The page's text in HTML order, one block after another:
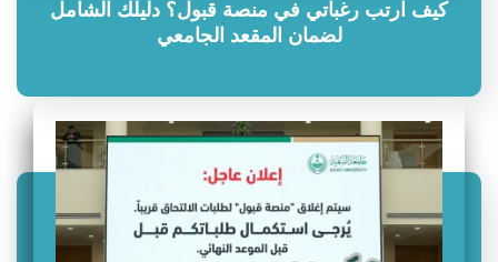
كيف ارتب رغباتي في منصة قبول؟ دليلك الشامل
لضمان المقعد الجامعي